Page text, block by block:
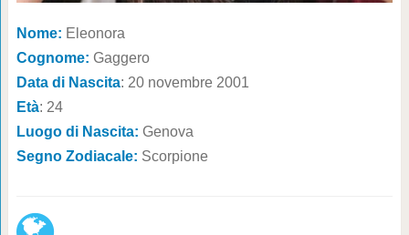
Nome: Eleonora
Cognome: Gaggero
Data di Nascita: 20 novembre 2001
Età: 24
Luogo di Nascita: Genova
Segno Zodiacale: Scorpione